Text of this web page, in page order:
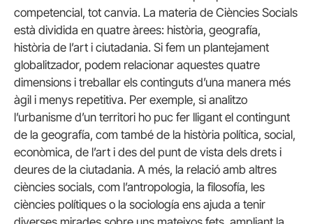
competencial, tot canvia. La materia de Ciències Socials
està dividida en quatre àrees: història, geografía,
història de l’art i ciutadania. Si fem un plantejament
globalitzador, podem relacionar aquestes quatre
dimensions i treballar els continguts d’una manera més
àgil i menys repetitiva. Per exemple, si analitzo
l’urbanisme d’un territori ho puc fer lligant el contingunt
de la geografía, com també de la història política, social,
econòmica, de l’art i des del punt de vista dels drets i
deures de la ciutadania. A més, la relació amb altres
ciències socials, com l’antropologia, la filosofía, les
ciències polítiques o la sociología ens ajuda a tenir